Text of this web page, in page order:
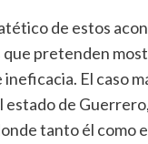
de estos
pretenden
El caso
de
tanto él